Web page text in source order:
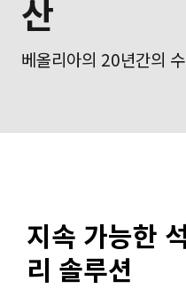
산
베올리아의 20년간의
지속 가능한
리 솔루션